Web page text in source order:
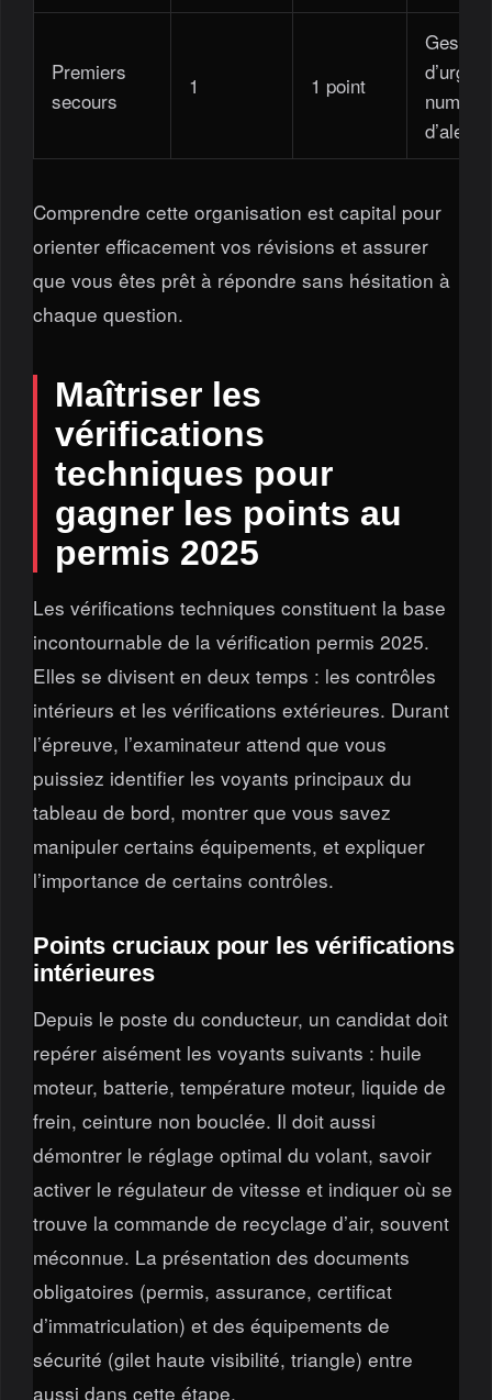
Premiers
secours
1 1 point
Gestes
d’alerte
Comprendre cette organisation est capital pour
orienter efficacement vos révisions et assurer
que vous êtes prêt à répondre sans hésitation à
chaque question.
Maîtriser les
vérifications
techniques pour
gagner les points au
permis 2025
Les vérifications techniques constituent la base
incontournable de la vérification permis 2025.
Elles se divisent en deux temps : les contrôles
intérieurs et les vérifications extérieures. Durant
l’épreuve, l’examinateur attend que vous
puissiez identifier les voyants principaux du
tableau de bord, montrer que vous savez
manipuler certains équipements, et expliquer
l’importance de certains contrôles.
Points cruciaux pour les vérifications
intérieures
Depuis le poste du conducteur, un candidat doit
repérer aisément les voyants suivants : huile
moteur, batterie, température moteur, liquide de
frein, ceinture non bouclée. Il doit aussi
démontrer le réglage optimal du volant, savoir
activer le régulateur de vitesse et indiquer où se
trouve la commande de recyclage d’air, souvent
méconnue. La présentation des documents
obligatoires (permis, assurance, certificat
d’immatriculation) et des équipements de
sécurité (gilet haute visibilité, triangle) entre
aussi dans cette étape.